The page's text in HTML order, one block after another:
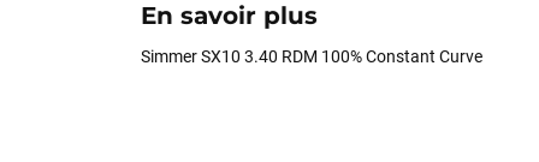
En savoir plus
Simmer SX10 3.40 RDM 100% Constant Curve